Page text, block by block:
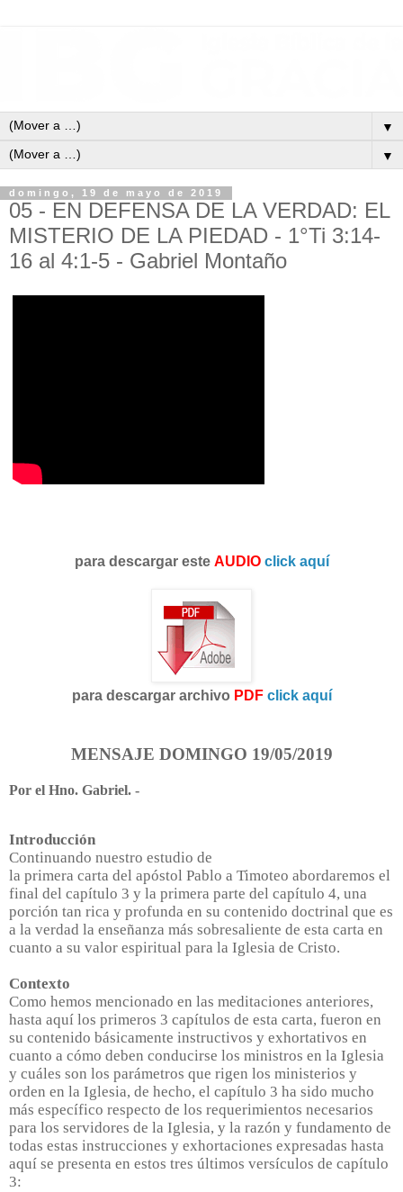
▼
▼
domingo, 19 de mayo de 2019
05 - EN DEFENSA DE LA VERDAD: EL
MISTERIO DE LA PIEDAD - 1°Ti 3:14-
16 al 4:1-5 - Gabriel Montaño
para descargar este AUDIO click aquí
para descargar archivo PDF click aquí
MENSAJE DOMINGO 19/05/2019
Por el Hno. Gabriel. -
Introducción
Continuando nuestro estudio de
la primera carta del apóstol Pablo a Timoteo abordaremos el
final del capítulo 3 y la primera parte del capítulo 4, una
porción tan rica y profunda en su contenido doctrinal que es
a la verdad la enseñanza más sobresaliente de esta carta en
cuanto a su valor espiritual para la Iglesia de Cristo.
Contexto
Como hemos mencionado en las meditaciones anteriores,
hasta aquí los primeros 3 capítulos de esta carta, fueron en
su contenido básicamente instructivos y exhortativos en
cuanto a cómo deben conducirse los ministros en la Iglesia
y cuáles son los parámetros que rigen los ministerios y
orden en la Iglesia, de hecho, el capítulo 3 ha sido mucho
más específico respecto de los requerimientos necesarios
para los servidores de la Iglesia, y la razón y fundamento de
todas estas instrucciones y exhortaciones expresadas hasta
aquí se presenta en estos tres últimos versículos de capítulo
3: